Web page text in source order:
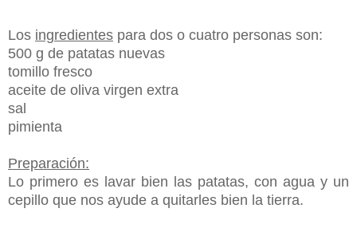
Los ingredientes para dos o cuatro personas son:
500 g de patatas nuevas
tomillo fresco
aceite de oliva virgen extra
sal
pimienta
Preparación:
Lo primero es lavar bien las patatas, con agua y un
cepillo que nos ayude a quitarles bien la tierra.